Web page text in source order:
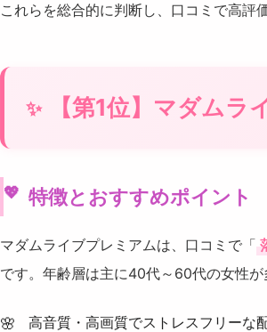
これらを総合的に判断し、口コミで高評
【第1位】マダムラ
特徴とおすすめポイント
マダムライブプレミアムは、口コミで「
です。年齢層は主に40代～60代の女性が
高音質・高画質でストレスフリーな